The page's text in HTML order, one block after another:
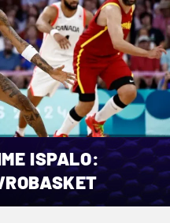
ISPALO: